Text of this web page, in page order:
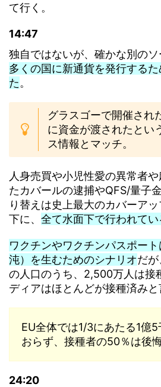
て行く。
14:47
独自ではないが、確かな別のソ
多くの国に新通貨を発行する
た。
グラスゴーで開催され
に資金が渡されたとい
ス情報とマッチ。
人身売買や小児性愛の異常者
たカバールの逮捕やQFS/量子
り替えは史上最大のカバーア
下に、 全て水面下で行われてい
ワクチンやワクチンパスポー
沌）を生むためのシナリオだ
の人口のうち、2,500万人は接
ディアはほとんどが接種済みと
EU全体では1/3にあたる1億
おらず、接種者の50％は後
24:20